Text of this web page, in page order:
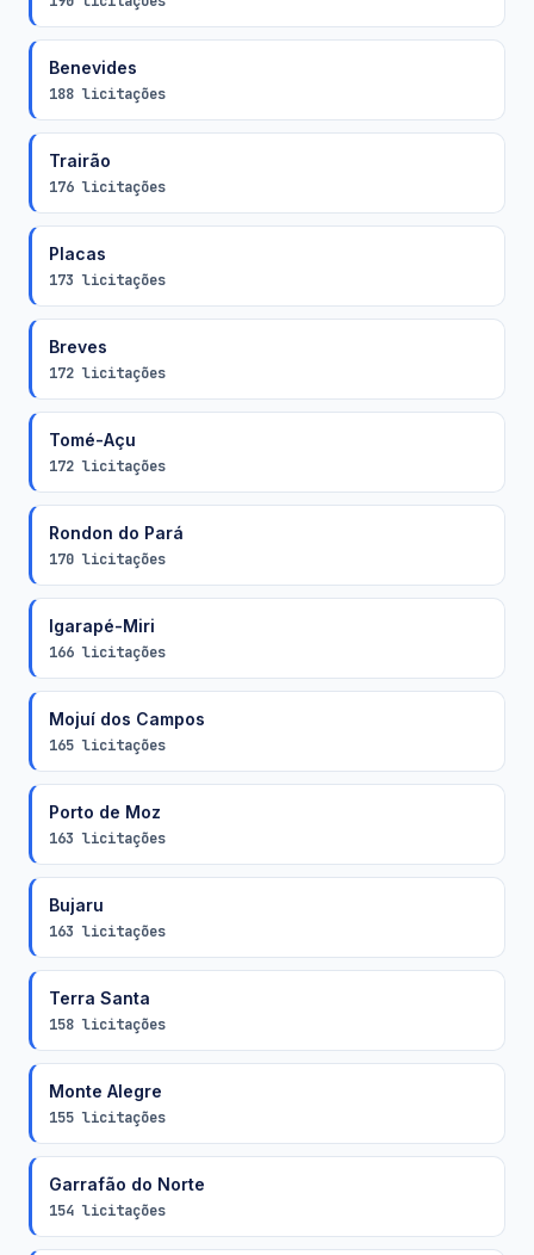
Benevides
188 licitações
Trairão
176 licitações
Placas
173 licitações
Breves
172 licitações
Tomé-Açu
172 licitações
Rondon do Pará
170 licitações
Igarapé-Miri
166 licitações
Mojuí dos Campos
165 licitações
Porto de Moz
163 licitações
Bujaru
163 licitações
Terra Santa
158 licitações
Monte Alegre
155 licitações
Garrafão do Norte
154 licitações